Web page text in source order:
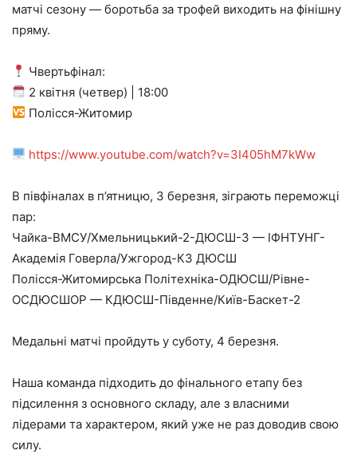
матчі сезону — боротьба за трофей виходить на фінішну
пряму.
Чвертьфінал:
2 квітня (четвер) | 18:00
Полісся-Житомир
https://www.youtube.com/watch?v=3I405hM7kWw
В півфіналах в п’ятницю, 3 березня, зіграють переможці
пар:
Чайка-ВМСУ/Хмельницький-2-ДЮСШ-3 — ІФНТУНГ-
Академія Говерла/Ужгород-КЗ ДЮСШ
Полісся-Житомирська Політехніка-ОДЮСШ/Рівне-
ОСДЮСШОР — КДЮСШ-Південне/Київ-Баскет-2
Медальні матчі пройдуть у суботу, 4 березня.
Наша команда підходить до фінального етапу без
підсилення з основного складу, але з власними
лідерами та характером, який уже не раз доводив свою
силу.